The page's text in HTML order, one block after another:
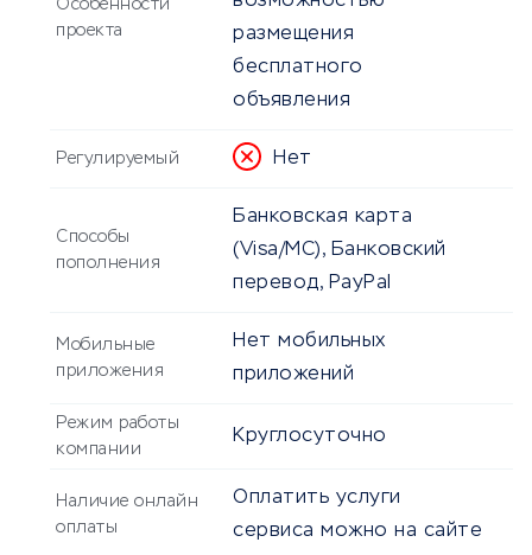
Особенности
проекта
размещения
бесплатного
объявления
Регулируемый Нет
Способы
пополнения
Банковская карта
(Visa/MC), Банковский
перевод, PayPal
Мобильные
приложения
Нет мобильных
приложений
Режим работы
компании
Круглосуточно
Наличие онлайн
оплаты
Оплатить услуги
сервиса можно на сайте